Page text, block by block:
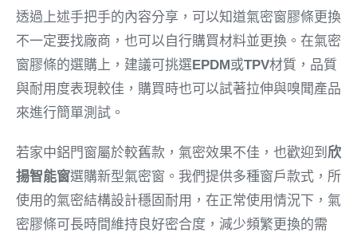
透過上述手把手的內容分享，可以知道氣密窗膠條更換
不一定要找廠商，也可以自行購買材料並更換。在氣密
窗膠條的選購上，建議可挑選EPDM或TPV材質，品質
與耐用度表現較佳，購買時也可以試著拉伸與嗅聞產品
來進行簡單測試。
若家中鋁門窗屬於較舊款，氣密效果不佳，也歡迎到 欣
揚智能窗選購新型氣密窗。我們提供多種窗戶款式，所
使用的氣密結構設計穩固耐用，在正常使用情況下，氣
密膠條可長時間維持良好密合度，減少頻繁更換的需